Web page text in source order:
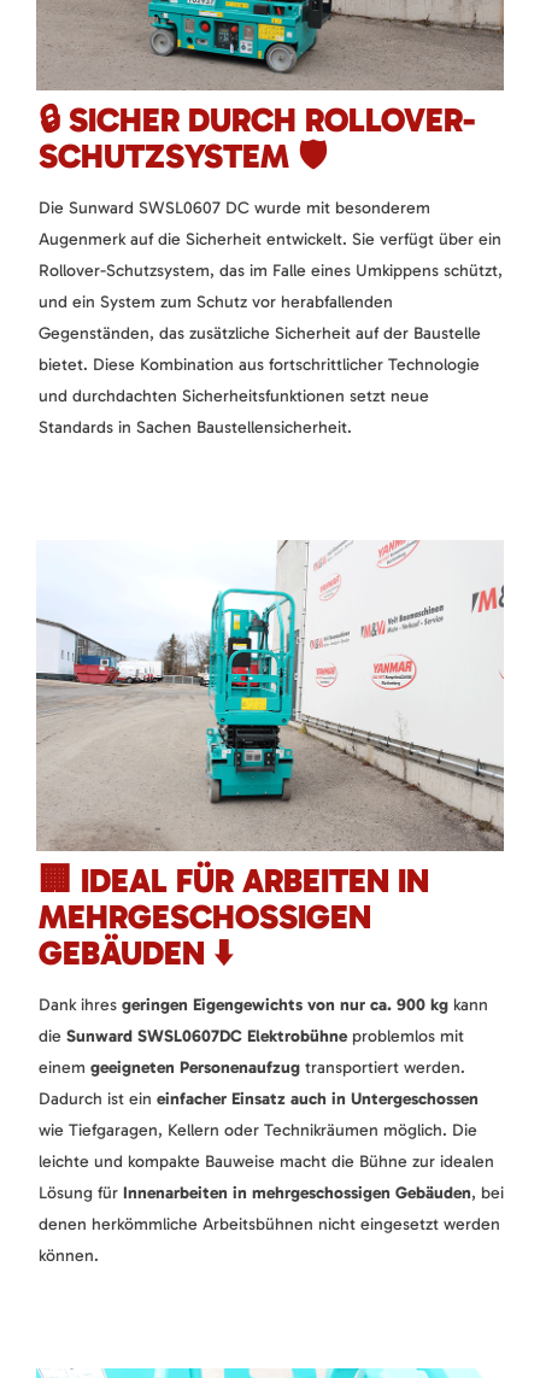
🔒 SICHER DURCH ROLLOVER-
SCHUTZSYSTEM 🛡️
Die Sunward SWSL0607 DC wurde mit besonderem
Augenmerk auf die Sicherheit entwickelt. Sie verfügt über ein
Rollover-Schutzsystem, das im Falle eines Umkippens schützt,
und ein System zum Schutz vor herabfallenden
Gegenständen, das zusätzliche Sicherheit auf der Baustelle
bietet. Diese Kombination aus fortschrittlicher Technologie
und durchdachten Sicherheitsfunktionen setzt neue
Standards in Sachen Baustellensicherheit.
🏢 IDEAL FÜR ARBEITEN IN
MEHRGESCHOSSIGEN
GEBÄUDEN ⬇️
Dank ihres geringen Eigengewichts von nur ca. 900 kg kann
die Sunward SWSL0607DC Elektrobühneproblemlos mit
einem geeigneten Personenaufzug transportiert werden.
Dadurch ist ein einfacher Einsatz auch in Untergeschossen
wie Tiefgaragen, Kellern oder Technikräumen möglich. Die
leichte und kompakte Bauweise macht die Bühne zur idealen
Lösung für Innenarbeiten in mehrgeschossigen Gebäuden, bei
denen herkömmliche Arbeitsbühnen nicht eingesetzt werden
können.